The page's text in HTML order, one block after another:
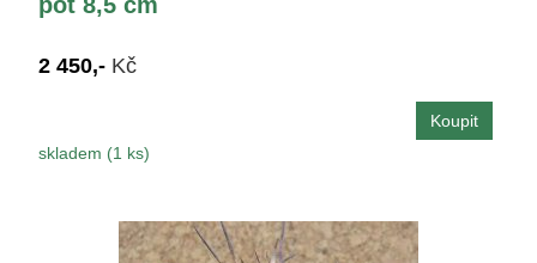
2 450,- Kč
skladem (1 ks)